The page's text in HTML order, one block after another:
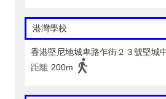
港灣學校
香港堅尼地城卑路乍街２３號堅城
距離 200m